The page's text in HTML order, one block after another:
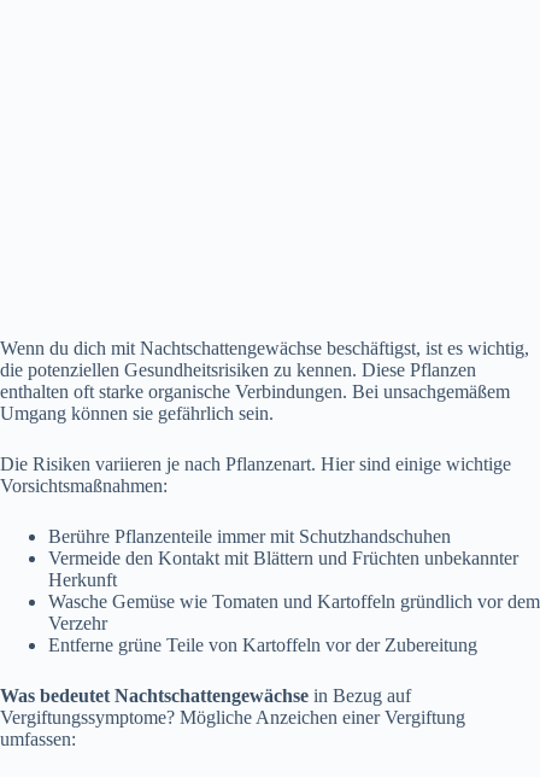
Wenn du dich mit Nachtschattengewächse beschäftigst, ist es wichtig,
die potenziellen Gesundheitsrisiken zu kennen. Diese Pflanzen
enthalten oft starke organische Verbindungen. Bei unsachgemäßem
Umgang können sie gefährlich sein.
Die Risiken variieren je nach Pflanzenart. Hier sind einige wichtige
Vorsichtsmaßnahmen:
Berühre Pflanzenteile immer mit Schutzhandschuhen
Vermeide den Kontakt mit Blättern und Früchten unbekannter
Herkunft
Wasche Gemüse wie Tomaten und Kartoffeln gründlich vor dem
Verzehr
Entferne grüne Teile von Kartoffeln vor der Zubereitung
Was bedeutet Nachtschattengewächse in Bezug auf
Vergiftungssymptome? Mögliche Anzeichen einer Vergiftung
umfassen: